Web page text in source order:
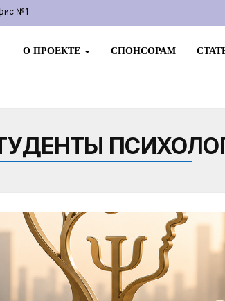
№1
О ПРОЕКТЕ СПОНСОРАМ